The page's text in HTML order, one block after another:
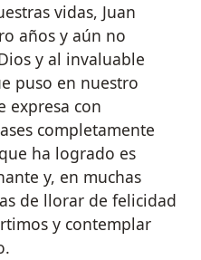
vidas, Juan
años y aún no
y al invaluable
puso en nuestro
expresa con
completamente
ha logrado es
y, en muchas
de llorar de felicidad
y contemplar